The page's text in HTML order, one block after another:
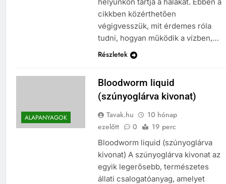
cikkben közérthetően
végigvesszük, mit érdemes róla
tudni, hogyan működik a vízben,…
Részletek
ALAPANYAGOK
Bloodworm liquid
(szúnyoglárva kivonat)
Tavak.hu
10 hónap
ezelőtt
0 19 perc
Bloodworm liquid (szúnyoglárva
kivonat) A szúnyoglárva kivonat az
egyik legerősebb, természetes
állati csalogatóanyag, amelyet